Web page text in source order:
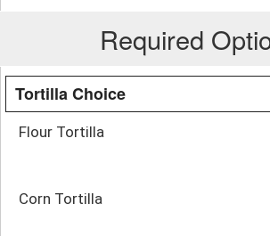
Required
Tortilla Choice
Flour Tortilla
Corn Tortilla